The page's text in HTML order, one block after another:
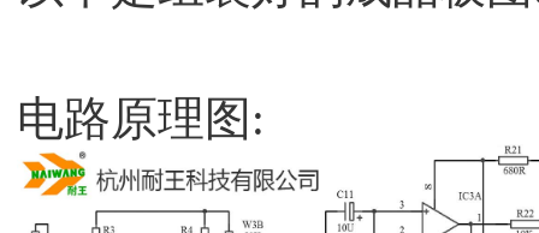
电路原理图: